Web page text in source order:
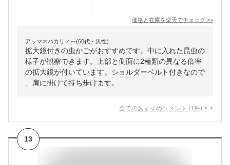
価格と在庫を楽天でチェック >>
アッマネバカリィー(60代・男性)
拡大鏡付きの虫かごがおすすめです。中に入れた昆虫の
様子が観察できます。上部と側面に2種類の異なる倍率
の拡大鏡が付いています。ショルダーベルト付きなので
、肩に掛けて持ち歩けます。
全てのおすすめコメント (1 件) >
13